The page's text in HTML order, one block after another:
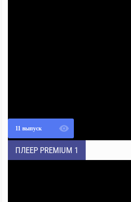
11 выпуск
ПЛЕЕР PREMIUM 1